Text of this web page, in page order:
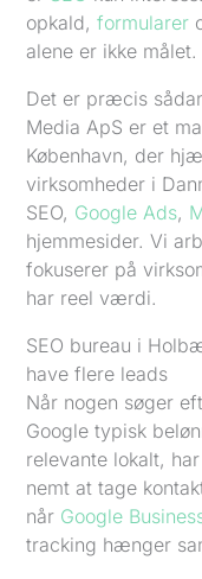
opkald,formularer
alene er ikke målet.
Det er præcis
Media ApS er et
København, der
virksomheder i
SEO, Google Ads,
hjemmesider. Vi
fokuserer på
har reel værdi.
SEO bureau i
have flere leads
Når nogen søger
Google typisk
relevante lokalt,
nemt at tage
når Google
tracking hænger